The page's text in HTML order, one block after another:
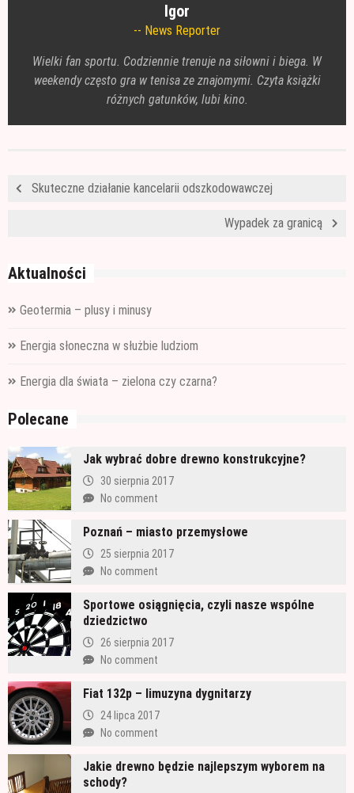
Igor
News Reporter
Wielki fan sportu. Codziennie trenuje na siłowni i biega. W
weekendy często gra w tenisa ze znajomymi. Czyta książki
różnych gatunków, lubi kino.
Skuteczne działanie kancelarii odszkodowawczej
Wypadek za granicą
Aktualności
Geotermia – plusy i minusy
Energia słoneczna w służbie ludziom
Energia dla świata – zielona czy czarna?
Polecane
Jak wybrać dobre drewno konstrukcyjne?
30 sierpnia 2017
No comment
Poznań – miasto przemysłowe
25 sierpnia 2017
No comment
Sportowe osiągnięcia, czyli nasze wspólne
dziedzictwo
26 sierpnia 2017
No comment
Fiat 132p – limuzyna dygnitarzy
24 lipca 2017
No comment
Jakie drewno będzie najlepszym wyborem na
schody?